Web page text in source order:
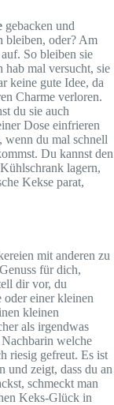
gebacken und
bleiben, oder? Am
So bleiben sie
mal versucht, sie
keine gute Idee, da
Charme verloren.
du sie auch
Dose einfrieren
wenn du mal schnell
Du kannst den
lagern,
Kekse parat,
mit anderen zu
für dich,
dir vor, du
oder einer kleinen
kleinen
als irgendwas
welche
riesig gefreut. Es ist
und zeigt, dass du an
schmeckt man
Keks-Glück in